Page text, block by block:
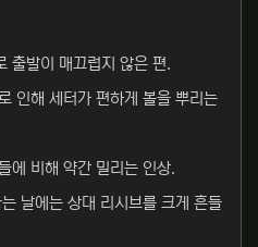
출발이 매끄럽지 않은 편.
인해 세터가 편하게 볼을 뿌리는
에 비해 약간 밀리는 인상.
날에는 상대 리시브를 크게 흔들